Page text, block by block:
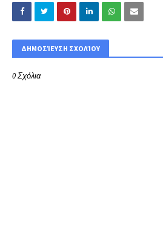
ΔΗΜΟΣΊΕΥΣΗ ΣΧΟΛΊΟΥ
0 Σχόλια